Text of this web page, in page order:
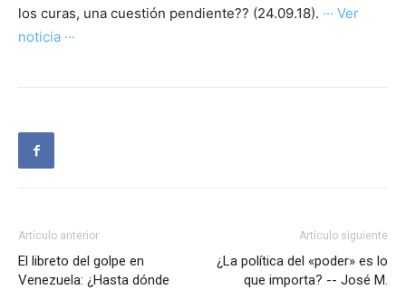
los curas, una cuestión pendiente?? (24.09.18). ··· Ver
noticia ···
Artículo anterior
El libreto del golpe en
Venezuela: ¿Hasta dónde
Artículo siguiente
¿La política del «poder» es lo
que importa? -- José M.